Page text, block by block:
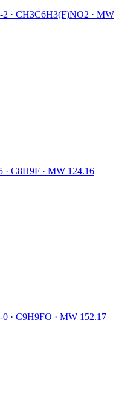
2 · CH3C6H3(F)NO2 · MW
· C8H9F · MW 124.16
0 · C9H9FO · MW 152.17